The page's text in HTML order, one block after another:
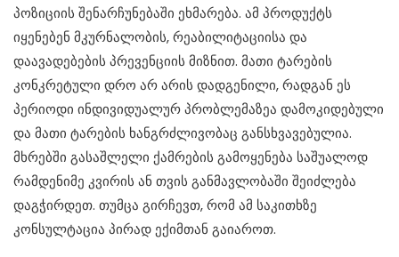
პოზიციის შენარჩუნებაში ეხმარება. ამ პროდუქტს
იყენებენ მკურნალობის, რეაბილიტაციისა და
დაავადებების პრევენციის მიზნით. მათი ტარების
კონკრეტული დრო არ არის დადგენილი, რადგან ეს
პერიოდი ინდივიდუალურ პრობლემაზეა დამოკიდებული
და მათი ტარების ხანგრძლივობაც განსხვავებულია.
მხრებში გასაშლელი ქამრების გამოყენება საშუალოდ
რამდენიმე კვირის ან თვის განმავლობაში შეიძლება
დაგჭირდეთ. თუმცა გირჩევთ, რომ ამ საკითხზე
კონსულტაცია პირად ექიმთან გაიაროთ.